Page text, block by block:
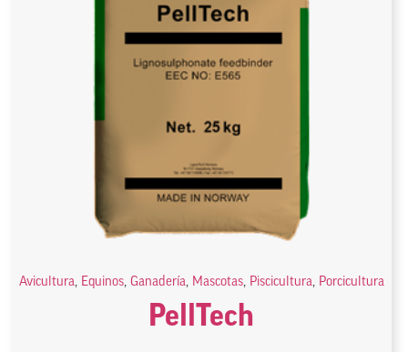
Avicultura, Equinos, Ganadería, Mascotas, Piscicultura, Porcicultura
PellTech